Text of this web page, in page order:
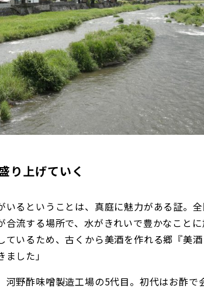
り上げていく
いるということは、真庭に魅力がある証。
流する場所で、水がきれいで豊かなことに
ているため、古くから美酒を作れる郷『美酒
した」
河野酢味噌製造工場の5代目。初代はお酢で